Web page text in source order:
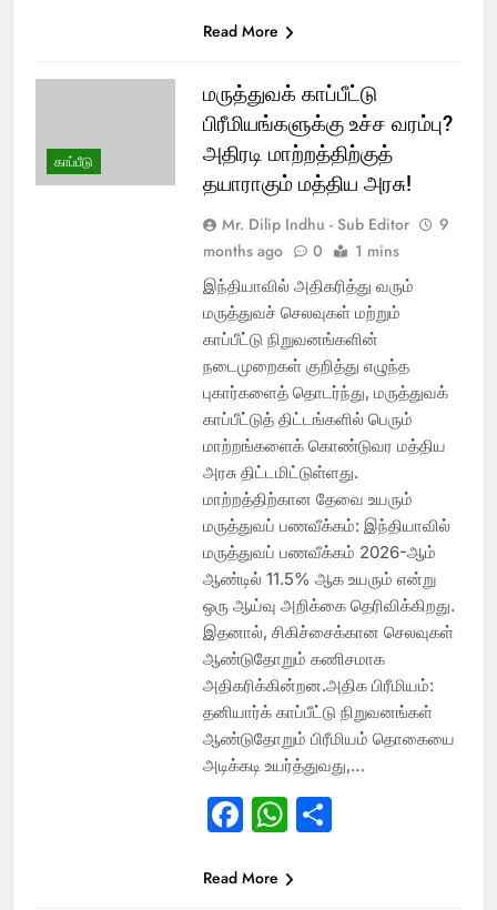
Read More
காப்பீடு
மருத்துவக் காப்பீட்டு
பிரீமியங்களுக்கு உச்ச வரம்பு?
அதிரடி மாற்றத்திற்குத்
தயாராகும் மத்திய அரசு!
Mr. Dilip Indhu - Sub Editor
9
months ago
0 1 mins
இந்தியாவில் அதிகரித்து வரும்
மருத்துவச் செலவுகள் மற்றும்
காப்பீட்டு நிறுவனங்களின்
நடைமுறைகள் குறித்து எழுந்த
புகார்களைத் தொடர்ந்து, மருத்துவக்
காப்பீட்டுத் திட்டங்களில் பெரும்
மாற்றங்களைக் கொண்டுவர மத்திய
அரசு திட்டமிட்டுள்ளது.
மாற்றத்திற்கான தேவை உயரும்
மருத்துவப் பணவீக்கம்: இந்தியாவில்
மருத்துவப் பணவீக்கம் 2026-ஆம்
ஆண்டில் 11.5% ஆக உயரும் என்று
ஒரு ஆய்வு அறிக்கை தெரிவிக்கிறது.
இதனால், சிகிச்சைக்கான செலவுகள்
ஆண்டுதோறும் கணிசமாக
அதிகரிக்கின்றன.அதிக பிரீமியம்:
தனியார்க் காப்பீட்டு நிறுவனங்கள்
ஆண்டுதோறும் பிரீமியம் தொகையை
அடிக்கடி உயர்த்துவது,…
Facebook
WhatsApp
Share
Read More